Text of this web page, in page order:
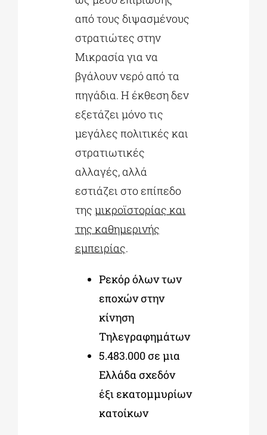
από τους διψασμένους
στρατιώτες στην
Μικρασία για να
βγάλουν νερό από τα
πηγάδια. Η έκθεση δεν
εξετάζει μόνο τις
μεγάλες πολιτικές και
στρατιωτικές
αλλαγές, αλλά
εστιάζει στο επίπεδο
της μικροϊστορίας και
της καθημερινής
εμπειρίας.
Ρεκόρ όλων των
εποχών στην
κίνηση
Τηλεγραφημάτων
5.483.000 σε μια
Ελλάδα σχεδόν
έξι εκατομμυρίων
κατοίκων